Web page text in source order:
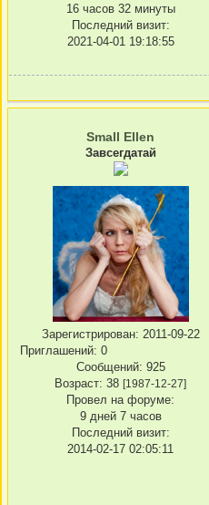
16 часов 32 минуты
Последний визит:
2021-04-01 19:18:55
Small Ellen
Завсегдатай
Зарегистрирован: 2011-09-22
Приглашений: 0
Сообщений: 925
Возраст: 38 [1987-12-27]
Провел на форуме:
9 дней 7 часов
Последний визит:
2014-02-17 02:05:11